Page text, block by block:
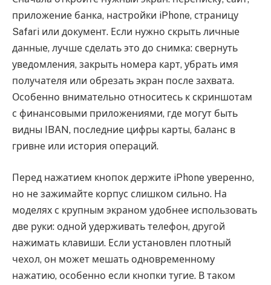
приложение банка, настройки iPhone, страницу
Safari или документ. Если нужно скрыть личные
данные, лучше сделать это до снимка: свернуть
уведомления, закрыть номера карт, убрать имя
получателя или обрезать экран после захвата.
Особенно внимательно относитесь к скриншотам
с финансовыми приложениями, где могут быть
видны IBAN, последние цифры карты, баланс в
гривне или история операций.
Перед нажатием кнопок держите iPhone уверенно,
но не зажимайте корпус слишком сильно. На
моделях с крупным экраном удобнее использовать
две руки: одной удерживать телефон, другой
нажимать клавиши. Если установлен плотный
чехол, он может мешать одновременному
нажатию, особенно если кнопки тугие. В таком